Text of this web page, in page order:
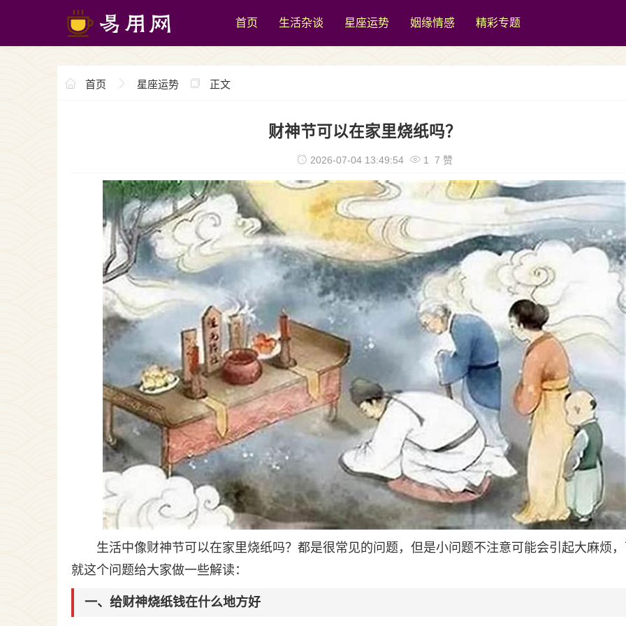
首页 生活杂谈 星座运势 姻缘情感 精彩专题
首页 星座运势 正文
财神节可以在家里烧纸吗？
2026-07-04 13:49:54 1 7 赞
生活中像财神节可以在家里烧纸吗？都是很常见的问题，但是小问题不注意可能会引起大麻烦
就这个问题给大家做一些解读：
一、给财神烧纸钱在什么地方好